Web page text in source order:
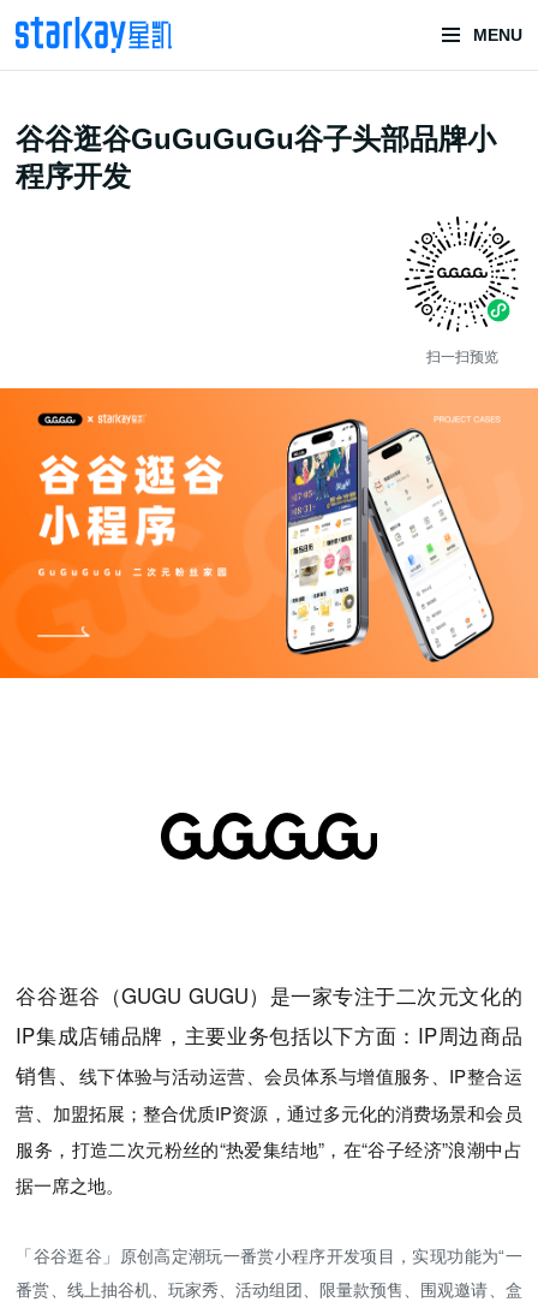
MENU
头部潮玩
技术服务商
潮玩技术解决方案
头部潮玩盲盒/谷子卡牌/二次元手办抽赏开发
一番赏/魔力赏/福袋抽赏/宝箱赏/无限赏
谷谷逛谷GuGuGuGu谷子头部品牌小
程序开发
扫一扫预览
谷谷逛谷（GUGU GUGU）是一家专注于二次元文化的
IP集成店铺品牌，主要业务包括以下方面： IP周边商品
销售、 线下体验与活动运营、会员体系与增值服务、IP整合运
营、加盟拓展；整合优质IP资源，通过多元化的消费场景和会员
服务，打造二次元粉丝的“热爱集结地”，在“谷子经济”浪潮中占
据一席之地。
「谷谷逛谷」原创高定潮玩一番赏小程序开发项目，实现功能为“一
番赏、线上抽谷机、玩家秀、活动组团、限量款预售、围观邀请、盒